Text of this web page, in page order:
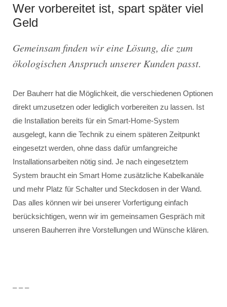
Wer vorbereitet ist, spart später viel
Geld
Gemeinsam finden wir eine Lösung, die zum
ökologischen Anspruch unserer Kunden passt.
Der Bauherr hat die Möglichkeit, die verschiedenen Optionen
direkt umzusetzen oder lediglich vorbereiten zu lassen. Ist
die Installation bereits für ein Smart-Home-System
ausgelegt, kann die Technik zu einem späteren Zeitpunkt
eingesetzt werden, ohne dass dafür umfangreiche
Installationsarbeiten nötig sind. Je nach eingesetztem
System braucht ein Smart Home zusätzliche Kabelkanäle
und mehr Platz für Schalter und Steckdosen in der Wand.
Das alles können wir bei unserer Vorfertigung einfach
berücksichtigen, wenn wir im gemeinsamen Gespräch mit
unseren Bauherren ihre Vorstellungen und Wünsche klären.
– – –